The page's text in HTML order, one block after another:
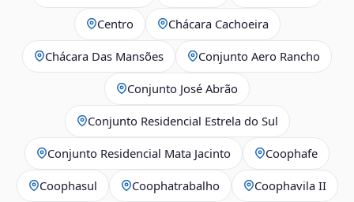
Centro Chácara Cachoeira
Chácara Das Mansões Conjunto Aero Rancho
Conjunto José Abrão
Conjunto Residencial Estrela do Sul
Conjunto Residencial Mata Jacinto Coophafe
Coophasul Coophatrabalho Coophavila II